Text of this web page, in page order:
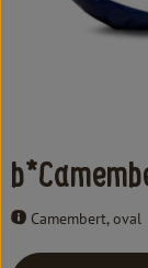
Haushalt
Erleben
Camembert, oval